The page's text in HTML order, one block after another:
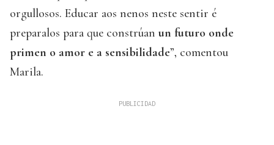
orgullosos. Educar aos nenos neste sentir é
preparalos para que constrúan un futuro onde
primen o amor e a sensibilidade”, comentou
Marila.